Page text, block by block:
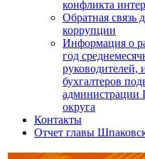
конфликта
Обратная связь
коррупции
Информация о
год
руководителей,
бухгалтеров
администрации
округа
Контакты
Отчет главы